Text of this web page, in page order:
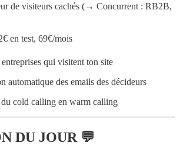
de visiteurs cachés (→ Concurrent : RB2B,
en test, 69€/mois
qui visitent ton site
automatique des emails des décideurs
du cold calling en warm calling
DU JOUR 💬